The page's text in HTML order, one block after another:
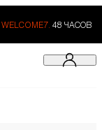
WELCOME7. 48 ЧАСОВ